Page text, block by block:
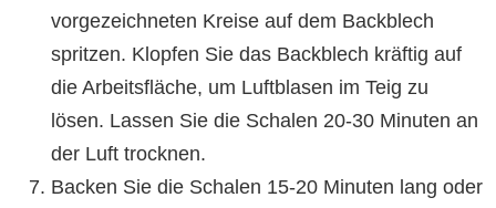
vorgezeichneten Kreise auf dem Backblech
spritzen. Klopfen Sie das Backblech kräftig auf
die Arbeitsfläche, um Luftblasen im Teig zu
lösen. Lassen Sie die Schalen 20-30 Minuten an
der Luft trocknen.
Backen Sie die Schalen 15-20 Minuten lang oder